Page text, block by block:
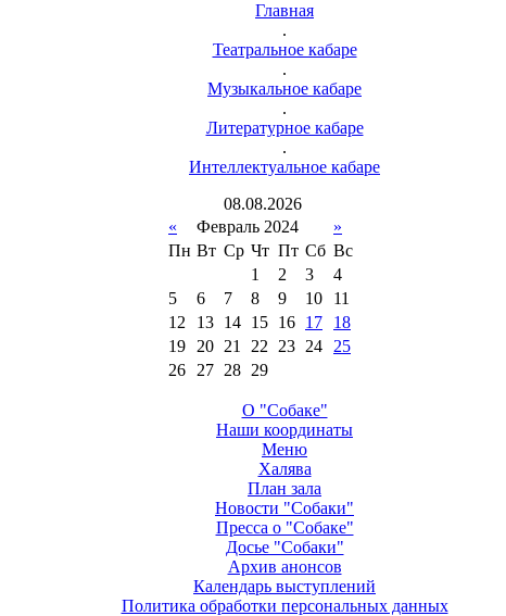
Главная
.
Театральное кабаре
.
Музыкальное кабаре
.
Литературное кабаре
.
Интеллектуальное кабаре
08.08.2026
«
Февраль 2024
»
Пн Вт Ср Чт Пт Сб Вс
1
2 3
4
5
6 7 8 9 10
11
12
13 14 15 16 17
18
19
20 21 22 23 24
25
26
27 28 29
О "Собаке"
Наши координаты
Меню
Халява
План зала
Новости "Собаки"
Пресса о "Собаке"
Досье "Собаки"
Архив анонсов
Календарь выступлений
Политика обработки персональных данных